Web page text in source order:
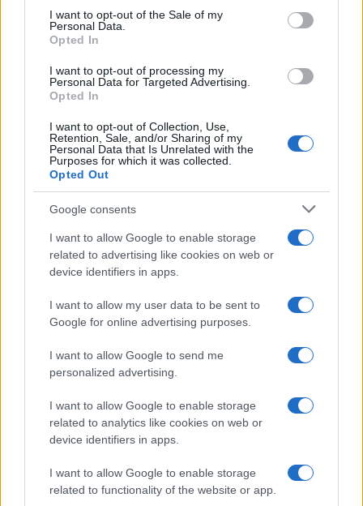
consent section.
I want to opt-out of the Sale of my
Personal Data.
Opted In
I want to opt-out of processing my
Personal Data for Targeted Advertising.
Opted In
I want to opt-out of Collection, Use,
Retention, Sale, and/or Sharing of my
Personal Data that Is Unrelated with the
Purposes for which it was collected.
Opted Out
Google consents
I want to allow Google to enable storage
related to advertising like cookies on web or
device identifiers in apps.
I want to allow my user data to be sent to
Google for online advertising purposes.
I want to allow Google to send me
personalized advertising.
I want to allow Google to enable storage
related to analytics like cookies on web or
device identifiers in apps.
I want to allow Google to enable storage
related to functionality of the website or app.
Dati e numeri su Euromobiliare Pictet Global Trends
ESG: performance e rischio
ESG NEWS
Calendario 2025 degli eventi sulla sostenibilità:
appuntamenti imperdibili
Roberta Bonaventura · 27 Feb 2026
PIÙ LETTI
Dati e numeri su Euromobiliare Pictet Global Trends
ESG: performance e rischio